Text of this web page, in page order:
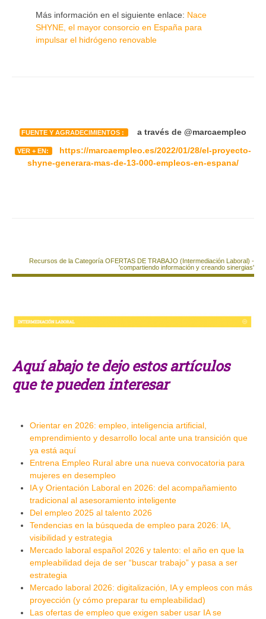
Más información en el siguiente enlace: Nace
SHYNE, el mayor consorcio en España para
impulsar el hidrógeno renovable
FUENTE Y AGRADECIMIENTOS : a través de @marcaempleo
VER + EN:
https://marcaempleo.es/2022/01/28/el-proyecto-
shyne-generara-mas-de-13-000-empleos-en-espana/
Recursos de la Categoría OFERTAS DE TRABAJO (Intermediación Laboral) -
'compartiendo información y creando sinergias'
Aquí abajo te dejo estos artículos
que te pueden interesar
Orientar en 2026: empleo, inteligencia artificial,
emprendimiento y desarrollo local ante una transición que
ya está aquí
Entrena Empleo Rural abre una nueva convocatoria para
mujeres en desempleo
IA y Orientación Laboral en 2026: del acompañamiento
tradicional al asesoramiento inteligente
Del empleo 2025 al talento 2026
Tendencias en la búsqueda de empleo para 2026: IA,
visibilidad y estrategia
Mercado laboral español 2026 y talento: el año en que la
empleabilidad deja de ser “buscar trabajo” y pasa a ser
estrategia
Mercado laboral 2026: digitalización, IA y empleos con más
proyección (y cómo preparar tu empleabilidad)
Las ofertas de empleo que exigen saber usar IA se